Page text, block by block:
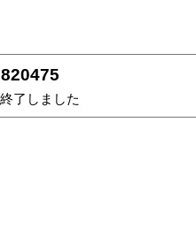
了しました